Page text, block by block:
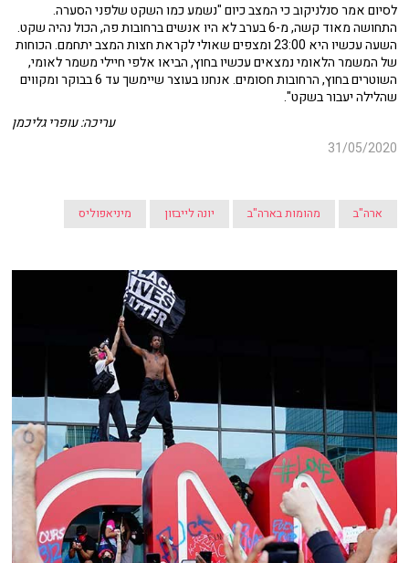
לסיום אמר סנלניקוב כי המצב כיום "נשמע כמו השקט שלפני הסערה.
התחושה מאוד קשה, מ-6 בערב לא היו אנשים ברחובות פה, הכול נהיה שקט.
השעה עכשיו היא 23:00 ומצפים שאולי לקראת חצות המצב יתחמם. הכוחות
של המשמר הלאומי נמצאים עכשיו בחוץ, הביאו אלפי חיילי משמר לאומי,
השוטרים בחוץ, הרחובות חסומים. אנחנו בעוצר שיימשך עד 6 בבוקר ומקווים
שהלילה יעבור בשקט".
עריכה: עופרי גליכמן
31/05/2020
ארה"ב מהומות בארה"ב יונה לייבזון מיניאפוליס